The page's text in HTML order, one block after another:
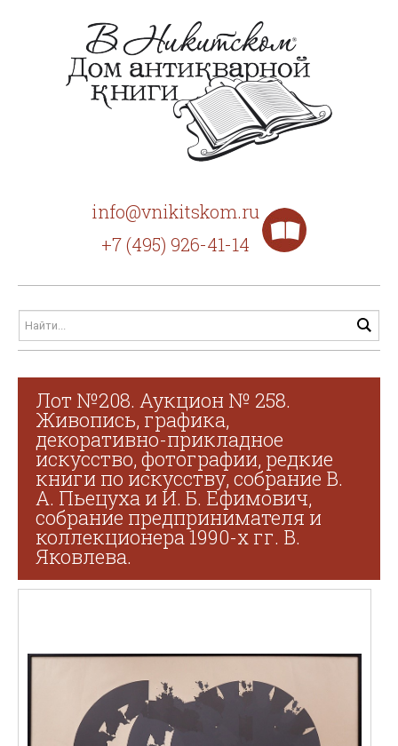
info@vnikitskom.ru
+7 (495) 926-41-14
Лот №208. Аукцион № 258.
Живопись, графика,
декоративно-прикладное
искусство, фотографии, редкие
книги по искусству, собрание В.
А. Пьецуха и И. Б. Ефимович,
собрание предпринимателя и
коллекционера 1990-х гг. В.
Яковлева.